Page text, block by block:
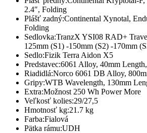
2.4″, Folding
Plášť zadný:Continental Xynotal,
Folding
Sedlovka:TranzX YSI08 RAD+
125mm (S1) -150mm (S2) -170mm
Sedlo:Fizik Terra Aidon X5
Predstavec:6061 Alloy, 40mm
Riadidlá:Norco 6061 DB Alloy,
Gripy:WTB Wavelength, 130mm
Extra:Možnost 250 Wh Power More
Veľkosť kolies:29/27,5
Hmotnosť kg:21.7 kg
Farba:Fialová
Pätka rámu:UDH